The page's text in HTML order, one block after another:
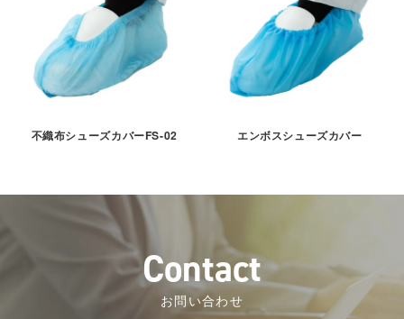
不織布シューズカバーFS-02 エンボスシューズカバー
Contact
お問い合わせ